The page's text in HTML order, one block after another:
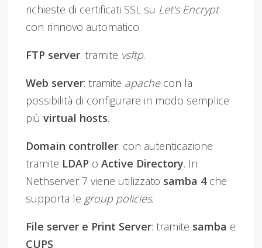
richieste di certificati SSL su Let's Encrypt
con rinnovo automatico.
FTP server: tramite vsftp.
Web server: tramite apachecon la
possibilità di configurare in modo semplice
piùvirtual hosts.
Domain controller: con autenticazione
tramite LDAP oActive Directory. In
Nethserver 7 viene utilizzato samba 4che
supporta le group policies.
File server e Print Server: tramite samba e
CUPS.